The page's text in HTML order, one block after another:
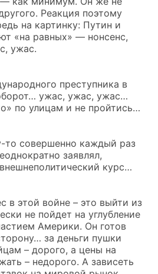
Реакция поэтому
на картинку: Путин и
«на равных» — нонсенс,
ужас.
преступника в
ужас, ужас, ужас…
по улицам и не пройтись…
то совершенно каждый раз
заявлял,
курс…
в этой войне – это выйти из
не пойдет на углубление
Америки. Он готов
за деньги пушки
– дорого, а цены на
– недорого. А зависеть